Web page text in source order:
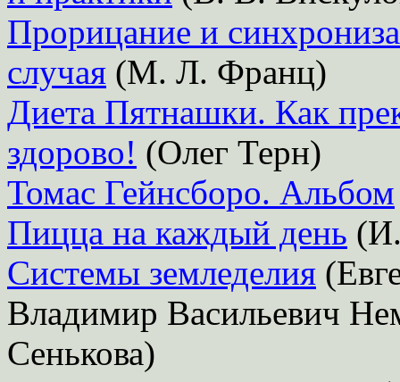
Прорицание и
случая (М. Л. Франц)
Диета Пятнашки. Как
здорово! (Олег Терн)
Томас Гейнсборо. Альбом
Пицца на каждый день
Системы земледелия
Владимир Васильевич
Сенькова)